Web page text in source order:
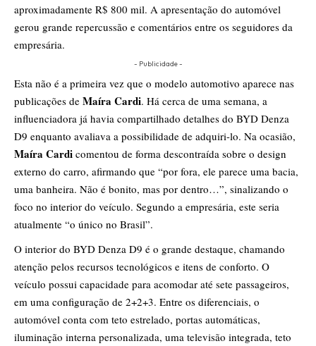
aproximadamente R$ 800 mil. A apresentação do automóvel
gerou grande repercussão e comentários entre os seguidores da
empresária.
- Publicidade -
Esta não é a primeira vez que o modelo automotivo aparece nas
publicações de Maíra Cardi. Há cerca de uma semana, a
influenciadora já havia compartilhado detalhes do BYD Denza
D9 enquanto avaliava a possibilidade de adquiri-lo. Na ocasião,
Maíra Cardi comentou de forma descontraída sobre o design
externo do carro, afirmando que “por fora, ele parece uma bacia,
uma banheira. Não é bonito, mas por dentro…”, sinalizando o
foco no interior do veículo. Segundo a empresária, este seria
atualmente “o único no Brasil”.
O interior do BYD Denza D9 é o grande destaque, chamando
atenção pelos recursos tecnológicos e itens de conforto. O
veículo possui capacidade para acomodar até sete passageiros,
em uma configuração de 2+2+3. Entre os diferenciais, o
automóvel conta com teto estrelado, portas automáticas,
iluminação interna personalizada, uma televisão integrada, teto